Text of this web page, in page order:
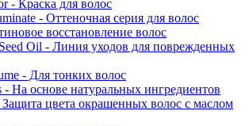
- Краска для волос
- Оттеночная серия для волос
восстановление волос
Oil - Линия уходов для поврежденных
- Для тонких волос
На основе натуральных ингредиентов
цвета окрашенных волос с маслом